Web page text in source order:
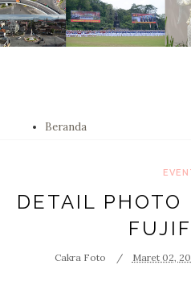
Beranda
DETAIL
Cakra Foto Maret 02,